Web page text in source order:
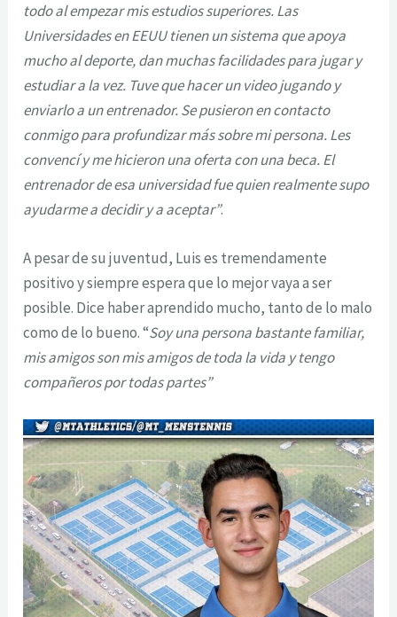
todo al empezar mis estudios superiores. Las
Universidades en EEUU tienen un sistema que apoya
mucho al deporte, dan muchas facilidades para jugar y
estudiar a la vez. Tuve que hacer un video jugando y
enviarlo a un entrenador. Se pusieron en contacto
conmigo para profundizar más sobre mi persona. Les
convencí y me hicieron una oferta con una beca. El
entrenador de esa universidad fue quien realmente supo
ayudarme a decidir y a aceptar”.
A pesar de su juventud, Luis es tremendamente
positivo y siempre espera que lo mejor vaya a ser
posible. Dice haber aprendido mucho, tanto de lo malo
como de lo bueno. “Soy una persona bastante familiar,
mis amigos son mis amigos de toda la vida y tengo
compañeros por todas partes”